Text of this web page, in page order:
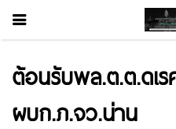
ต้อนรับพล.ต.ต.ดเ
ผบก.ภ.จว.น่าน